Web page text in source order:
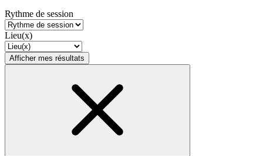
Rythme de session
Lieu(x)
Afficher mes résultats